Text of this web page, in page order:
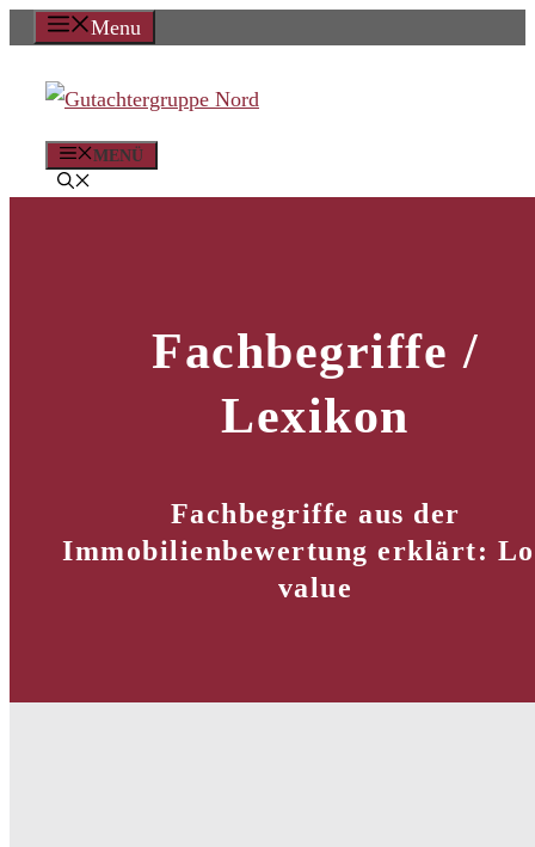
Zum
springen
Menu
MENÜ
Fachbegriffe /
Lexikon
Fachbegriffe aus der
Immobilienbewertung erklärt:
value